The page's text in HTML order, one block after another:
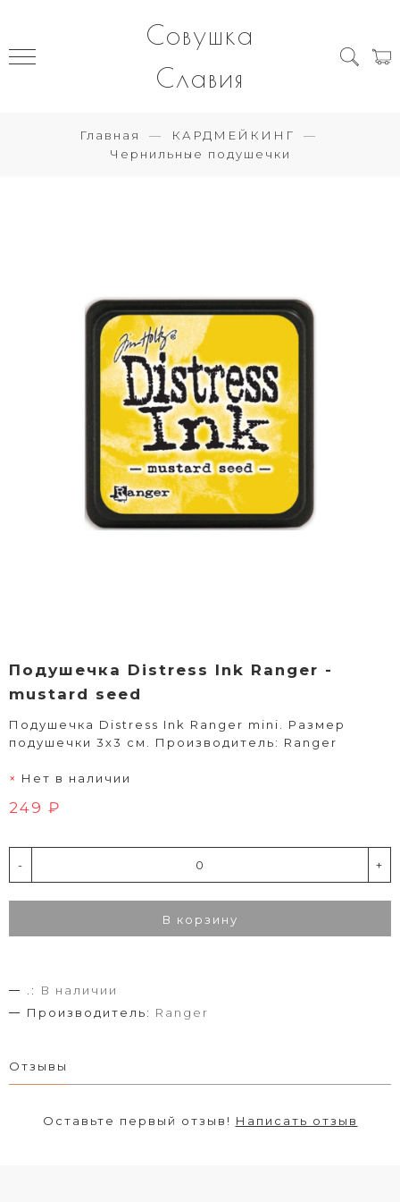
Совушка
Славия
Главная
КАРДМЕЙКИНГ
Чернильные подушечки
Подушечка Distress Ink Ranger -
mustard seed
Подушечка Distress Ink Ranger mini. Размер
подушечки 3х3 см. Производитель: Ranger
Нет в наличии
249 ₽
- +
В корзину
.:
В наличии
Производитель: Ranger
Отзывы
Оставьте первый отзыв! Написать отзыв